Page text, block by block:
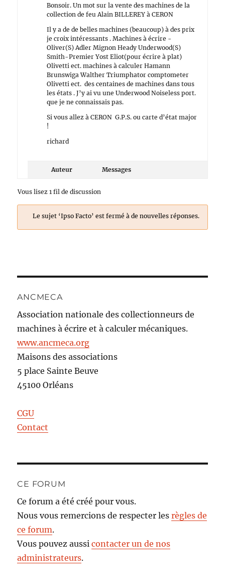
Bonsoir. Un mot sur la vente des machines de la
collection de feu Alain BILLEREY à CERON
Il y a de de belles machines (beaucoup) à des prix
je croix intéressants . Machines à écrire -
Oliver(S) Adler Mignon Heady Underwood(S)
Smith-Premier Yost Eliot(pour écrire à plat)
Olivetti ect. machines à calculer Hamann
Brunswiga Walther Triumphator comptometer
Olivetti ect. des centaines de machines dans tous
les états . J’y ai vu une Underwood Noiseless port.
que je ne connaissais pas.
Si vous allez à CERON G.P.S. ou carte d’état major
!
richard
Auteur Messages
Vous lisez 1 fil de discussion
Le sujet ‘Ipso Facto’ est fermé à de nouvelles réponses.
ANCMECA
Association nationale des collectionneurs de
machines à écrire et à calculer mécaniques.
www.ancmeca.org
Maisons des associations
5 place Sainte Beuve
45100 Orléans
CGU
Contact
CE FORUM
Ce forum a été créé pour vous.
Nous vous remercions de respecter lesrègles de
ce forum.
Vous pouvez aussicontacter un de nos
administrateurs.